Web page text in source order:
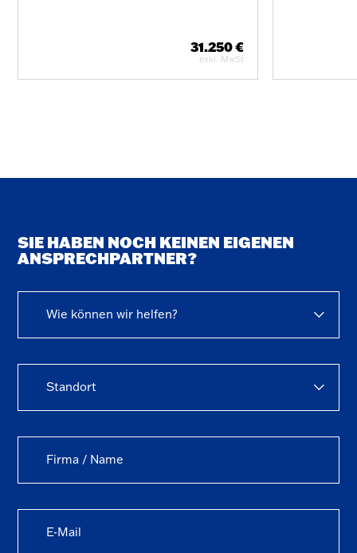
31.250 €
exkl. MwSt
SIE HABEN NOCH KEINEN EIGENEN
ANSPRECHPARTNER?
Wie können wir helfen?
Standort